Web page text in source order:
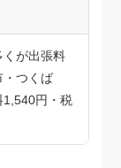
くが出張料
・つくば
1,540円・税